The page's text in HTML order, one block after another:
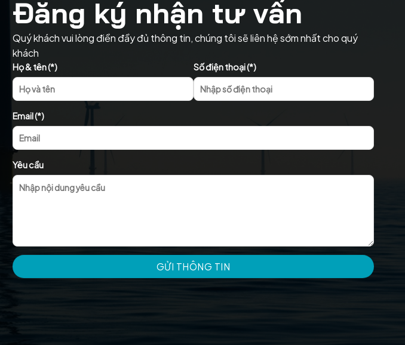
Đăng ký nhận tư vấn
Quý khách vui lòng điền đầy đủ thông tin, chúng tôi sẽ liên hệ sớm nhất cho quý
khách
Họ & tên (*) Số điện thoại (*)
Email (*)
Yêu cầu